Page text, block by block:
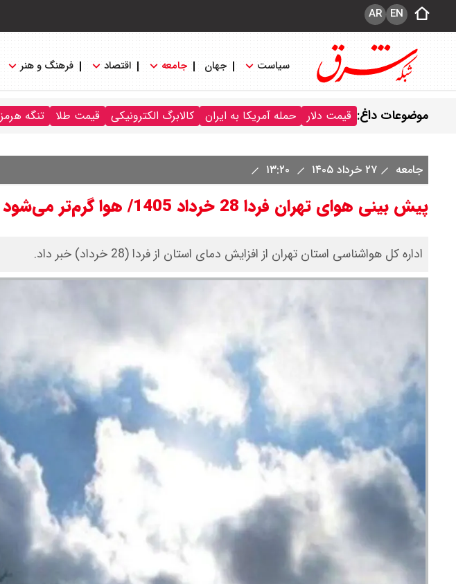
EN
AR
سیاست جهان جامعه اقتصاد فرهنگ و هنر
موضوعات داغ: قیمت دلار حمله آمریکا به ایران کالابرگ الکترونیکی قیمت طلا تنگه هرمز
جامعه ۲۷ خرداد ۱۴۰۵
پیش بینی هوای تهران فردا 28 خرداد 1405/ هوا گرم‌تر می‌شود
اداره کل هواشناسی استان تهران از افزایش دمای استان از فردا (28 خرداد) خبر داد.